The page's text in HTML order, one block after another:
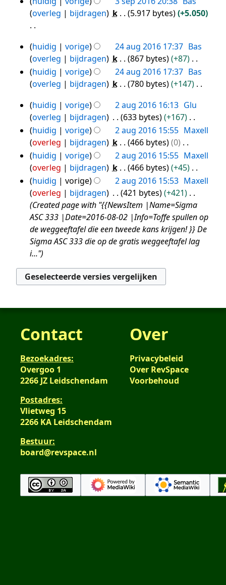
t
n
g
m
v
a
t
t
n
g
overleg
bijdragen k 5.917 bytes +5.050
e
e
n
b
w
e
r
k
i
n
g
s
s
a
m
e
n
v
a
n
g
24
aug
2016
huidig vorige 24 aug 2016 17:37 Bas
overleg
bijdragen k 867 bytes
+87
G
e
n
b
e
w
e
r
k
i
n
g
s
s
a
e
n
t
n
g
huidig vorige 24 aug 2016 17:37 Bas
overleg
bijdragen k 780 bytes
+147
e
e
n
b
e
w
e
r
k
i
n
g
s
a
a
t
i
n
g
2
aug
2016
huidig vorige 2 aug 2016 16:13 Glu
overleg
bijdragen 633 bytes
+167
G
e
e
n
b
e
w
e
r
k
i
g
s
a
e
v
a
t
i
n
huidig vorige 2 aug 2016 15:55 Maxell
overleg
bijdragen k 466 bytes
0
G
e
e
n
b
e
w
e
r
i
n
s
a
e
n
v
a
t
t
n
g
huidig vorige 2 aug 2016 15:55 Maxell
overleg
bijdragen k 466 bytes
+45
G
e
e
n
b
e
w
r
k
s
a
m
e
n
v
a
t
i
g
huidig vorige 2 aug 2016 15:53 Maxell
overleg
bijdragen 421 bytes
+421
Created page with "{{NewsItem |Name=Sigma
ASC 333 |Date=2016-08-02 |Info=Toffe spullen op
de weggeeftafel die een tweede kans krijgen! }} De
Sigma ASC 333 die op de gratis weggeeftafel lag
i..."
Contact
Bezoekadres:
Overgoo 1
2266 JZ Leidschendam
Postadres:
Vlietweg 15
2266 KA Leidschendam
Bestuur:
board@revspace.nl
Over
Privacybeleid
Over RevSpace
Voorbehoud